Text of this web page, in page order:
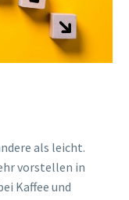
als leicht.
vorstellen in
Kaffee und